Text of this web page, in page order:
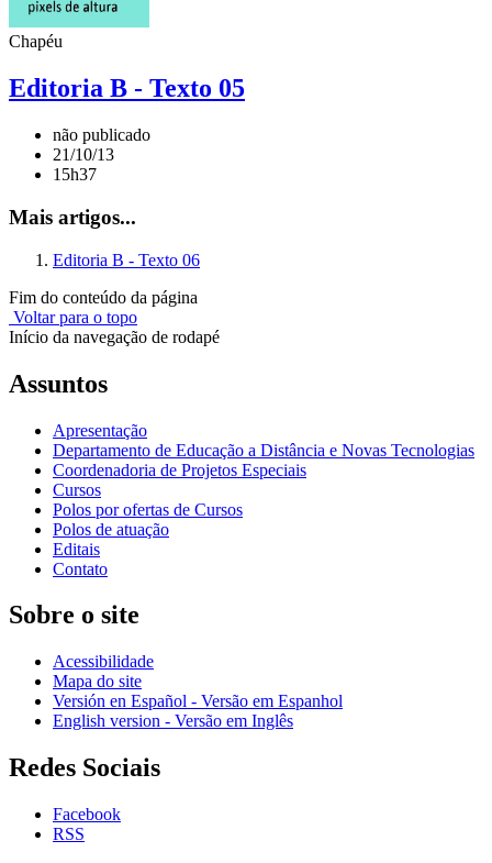
Chapéu
Editoria B - Texto 05
não publicado
21/10/13
15h37
Mais artigos...
Editoria B - Texto 06
Fim do conteúdo da página
Voltar para o topo
Início da navegação de rodapé
Assuntos
Apresentação
Departamento de Educação a Distância e Novas Tecnologias
Coordenadoria de Projetos Especiais
Cursos
Polos por ofertas de Cursos
Polos de atuação
Editais
Contato
Sobre o site
Acessibilidade
Mapa do site
Versión en Español - Versão em Espanhol
English version - Versão em Inglês
Redes Sociais
Facebook
RSS